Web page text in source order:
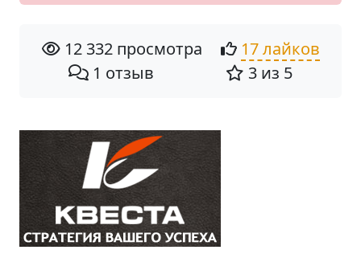
12 332 просмотра
17 лайков
1 отзыв
3 из 5